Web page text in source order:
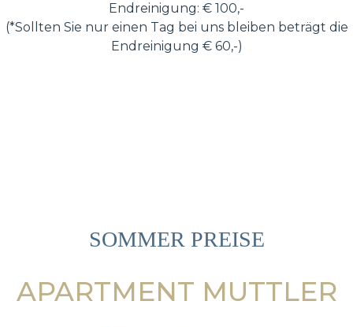
Endreinigung: € 100,-
(*Sollten Sie nur einen Tag bei uns bleiben beträgt die
Endreinigung € 60,-)
SOMMER PREISE
APARTMENT MUTTLER